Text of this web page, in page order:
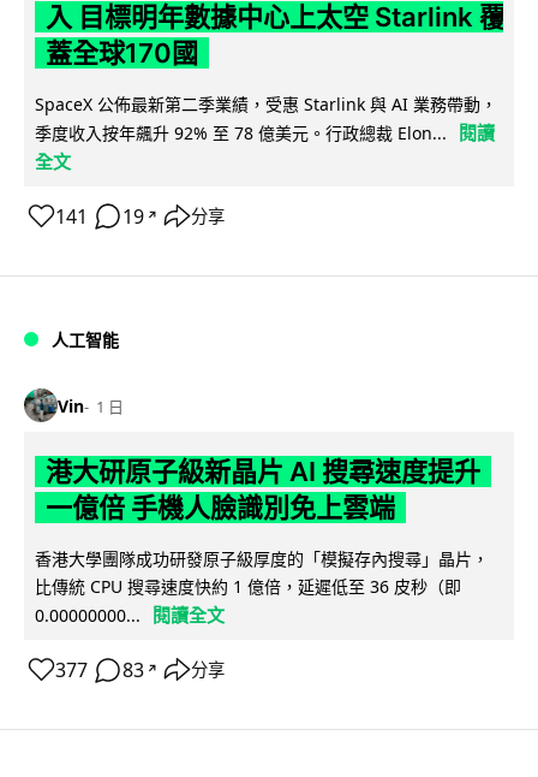
入 目標明年數據中心上太空 Starlink 覆
蓋全球170國
SpaceX 公佈最新第二季業績，受惠 Starlink 與 AI 業務帶動，
季度收入按年飆升 92% 至 78 億美元。行政總裁 Elon...
閱讀
全文
141 19 ↗ 分享
人工智能
Vin 1 日
港大研原子級新晶片 AI 搜尋速度提升
一億倍 手機人臉識別免上雲端
香港大學團隊成功研發原子級厚度的「模擬存內搜尋」晶片，
比傳統 CPU 搜尋速度快約 1 億倍，延遲低至 36 皮秒（即
0.00000000...
閱讀全文
377 83 ↗ 分享